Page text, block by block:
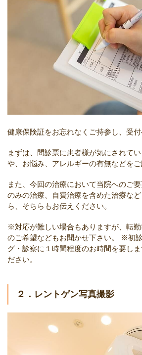
健康保険証をお忘れなくご持参し、受付
まずは、問診票に患者様が気にされて
や、お悩み、アレルギーの有無などをご
また、今回の治療において当院へのご
のみの治療、自費治療を含めた治療な
ら、そちらもお伝えください。
※対応が難しい場合もありますが、転
のご希望などもお聞かせ下さい。
※初
グ・診察に１時間程度のお時間を要し
ださい。
２．レントゲン写真撮影